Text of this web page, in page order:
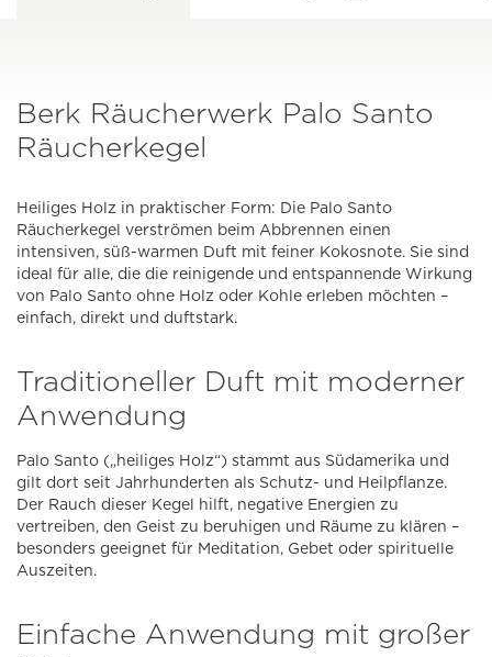
Berk Räucherwerk Palo Santo
Räucherkegel
Heiliges Holz in praktischer Form: Die Palo Santo
Räucherkegel verströmen beim Abbrennen einen
intensiven, süß-warmen Duft mit feiner Kokosnote. Sie sind
ideal für alle, die die reinigende und entspannende Wirkung
von Palo Santo ohne Holz oder Kohle erleben möchten –
einfach, direkt und duftstark.
Traditioneller Duft mit moderner
Anwendung
Palo Santo („heiliges Holz“) stammt aus Südamerika und
gilt dort seit Jahrhunderten als Schutz- und Heilpflanze.
Der Rauch dieser Kegel hilft, negative Energien zu
vertreiben, den Geist zu beruhigen und Räume zu klären –
besonders geeignet für Meditation, Gebet oder spirituelle
Auszeiten.
Einfache Anwendung mit großer